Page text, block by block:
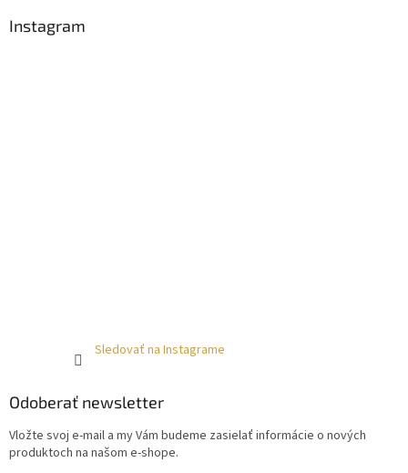
Instagram
Sledovať na Instagrame
Odoberať newsletter
Vložte svoj e-mail a my Vám budeme zasielať informácie o nových
produktoch na našom e-shope.